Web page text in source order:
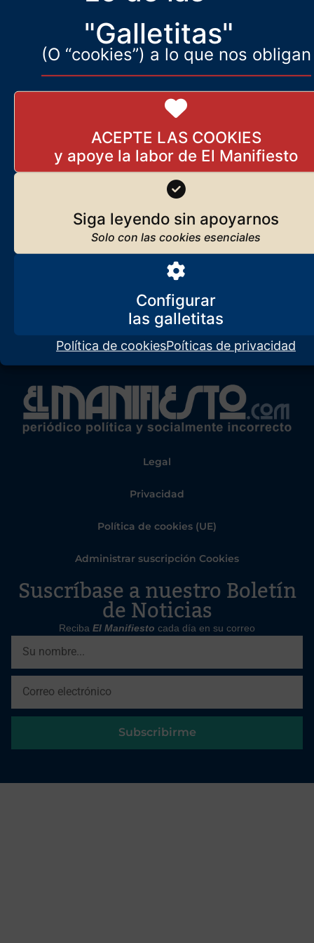
"Galletitas"
(O “cookies”) a lo que nos obligan
ACEPTE LAS COOKIES
Siga leyendo sin apoyarnos
Configurar
Política de cookiesPoíticas de privacidad
Legal
Privacidad
Política de cookies (UE)
Administrar suscripción Cookies
Suscríbase a nuestro Boletín
de Noticias
Reciba El Manifiesto cada día en su correo
Subscribirme